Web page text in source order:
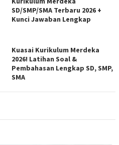
SD/SMP/SMA Terbaru 2026 +
Kunci Jawaban Lengkap
Kuasai Kurikulum Merdeka
2026! Latihan Soal &
Pembahasan Lengkap SD, SMP,
SMA